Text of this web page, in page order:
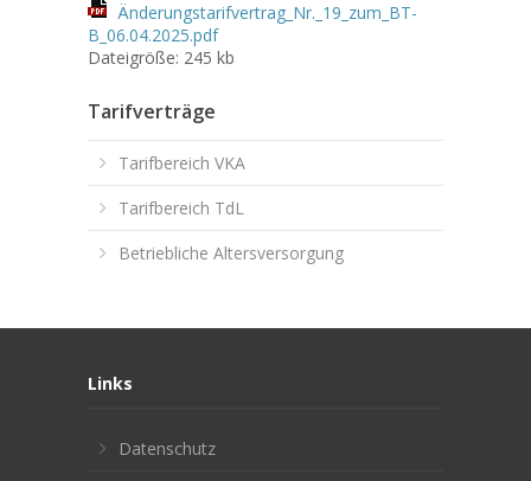
Änderungstarifvertrag_Nr._19_zum_BT-
B_06.04.2025.pdf
Dateigröße: 245 kb
Tarifverträge
Tarifbereich VKA
Tarifbereich TdL
Betriebliche Altersversorgung
Links
Datenschutz